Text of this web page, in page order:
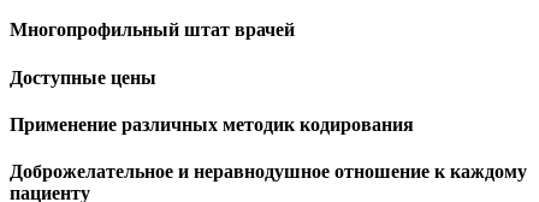
Многопрофильный штат врачей
Доступные цены
Применение различных методик кодирования
Доброжелательное и неравнодушное отношение к каждому
пациенту